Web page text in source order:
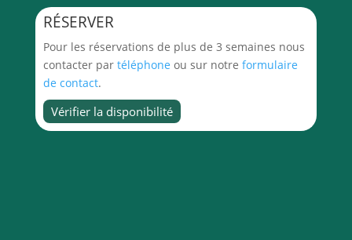
RÉSERVER
Pour les réservations de plus de 3 semaines nous
contacter par téléphone ou sur notre formulaire
de contact.